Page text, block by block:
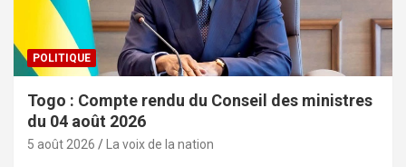
POLITIQUE
Togo : Compte rendu du Conseil des ministres
du 04 août 2026
5 août 2026 La voix de la nation